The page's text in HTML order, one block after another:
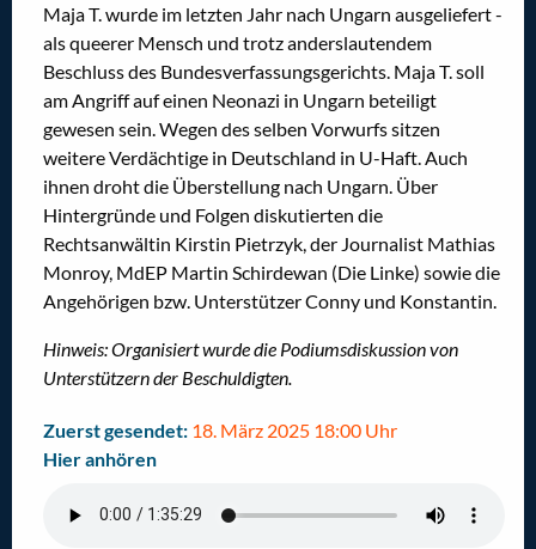
Maja T. wurde im letzten Jahr nach Ungarn ausgeliefert -
als queerer Mensch und trotz anderslautendem
Beschluss des Bundesverfassungsgerichts. Maja T. soll
am Angriff auf einen Neonazi in Ungarn beteiligt
gewesen sein. Wegen des selben Vorwurfs sitzen
weitere Verdächtige in Deutschland in U-Haft. Auch
ihnen droht die Überstellung nach Ungarn. Über
Hintergründe und Folgen diskutierten die
Rechtsanwältin Kirstin Pietrzyk, der Journalist Mathias
Monroy, MdEP Martin Schirdewan (Die Linke) sowie die
Angehörigen bzw. Unterstützer Conny und Konstantin.
Hinweis: Organisiert wurde die Podiumsdiskussion von
Unterstützern der Beschuldigten.
Zuerst gesendet: 18. März 2025 18:00 Uhr
Hier anhören